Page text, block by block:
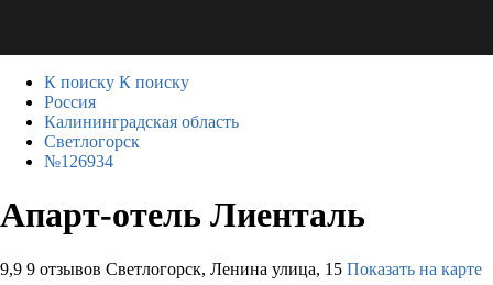
К поиску К поиску
Россия
Калининградская область
Светлогорск
№126934
Апарт-отель Лиенталь
9,9 9 отзывов Светлогорск, Ленина улица, 15 Показать на карте